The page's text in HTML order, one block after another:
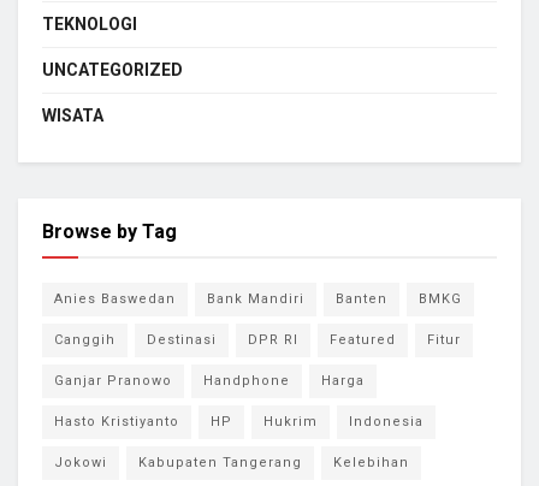
TEKNOLOGI
UNCATEGORIZED
WISATA
Browse by Tag
Anies Baswedan Bank Mandiri Banten BMKG
Canggih Destinasi DPR RI Featured Fitur
Ganjar Pranowo Handphone Harga
Hasto Kristiyanto HP Hukrim Indonesia
Jokowi Kabupaten Tangerang Kelebihan